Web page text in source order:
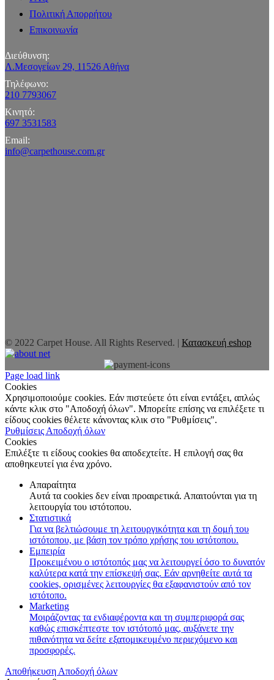
Πολιτική Απορρήτου
Επικοινωνία
Διεύθυνση:
Λ.Μεσογείων 29, 11526 Αθήνα
Τηλέφωνο:
210 7793067
Κινητό:
697 3531583
Email:
info@carpethouse.com.gr
© 2022 Carpet House. All Rights Reserved. | Κατασκευή eshop
Page load link
Cookies
Χρησιμοποιούμε cookies. Εάν πιστεύετε ότι είναι εντάξει, απλώς
κάντε κλικ στο "Αποδοχή όλων". Μπορείτε επίσης να επιλέξετε τι
είδους cookies θέλετε κάνοντας κλικ στο "Ρυθμίσεις".
Ρυθμίσεις Αποδοχή όλων
Cookies
Επιλέξτε τι είδους cookies θα αποδεχτείτε. Η επιλογή σας θα
αποθηκευτεί για ένα χρόνο.
Απαραίτητα
Αυτά τα cookies δεν είναι προαιρετικά. Απαιτούνται για τη
λειτουργία του ιστότοπου.
Στατιστικά
Για να βελτιώσουμε τη λειτουργικότητα και τη δομή του
ιστότοπου, με βάση τον τρόπο χρήσης του ιστότοπου.
Εμπειρία
Προκειμένου ο ιστότοπός μας να λειτουργεί όσο το δυνατόν
καλύτερα κατά την επίσκεψή σας. Εάν αρνηθείτε αυτά τα
cookies, ορισμένες λειτουργίες θα εξαφανιστούν από τον
ιστότοπο.
Marketing
Μοιράζοντας τα ενδιαφέροντα και τη συμπεριφορά σας
καθώς επισκέπτεστε τον ιστότοπό μας, αυξάνετε την
πιθανότητα να δείτε εξατομικευμένο περιεχόμενο και
προσφορές.
Αποθήκευση Αποδοχή όλων